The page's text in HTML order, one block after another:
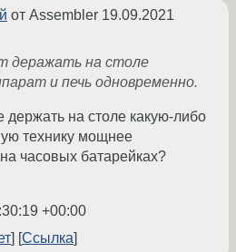
от Assembler 19.09.2021
деражать на столе
и печь одновременно.
на столе какую-либо
технику мощнее
часовых батарейках?
+00:00
Ссылка